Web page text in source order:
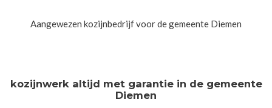
Aangewezen kozijnbedrijf voor de gemeente Diemen
kozijnwerk altijd met garantie in de gemeente
Diemen